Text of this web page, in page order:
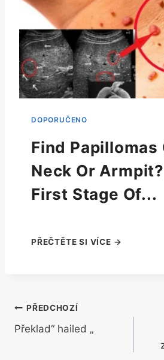
Find Papillomas
Neck Or
First Stage Of...
Navigace
pro
PŘEDCHOZÍ
Překlad“ hailed „